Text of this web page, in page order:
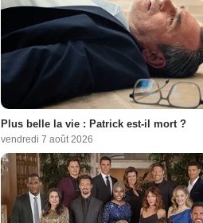
Plus belle la vie : Patrick est-il mort ?
vendredi 7 août 2026